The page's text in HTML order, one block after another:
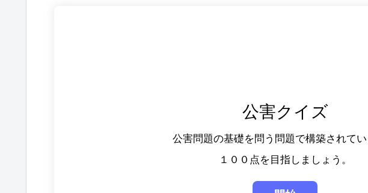
公害クイズ
公害問題の基礎を問う問題で構築されてい
１００点を目指しましょう。